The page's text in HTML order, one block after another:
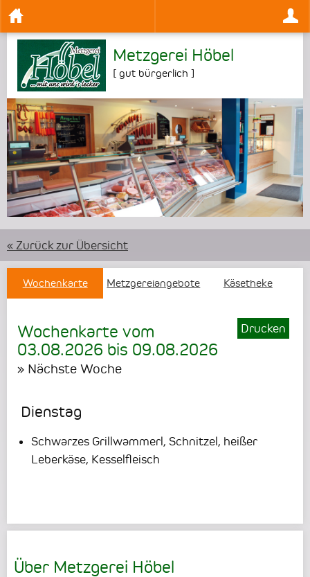
Metzgerei Höbel
[ gut bürgerlich ]
•
« Zurück zur Übersicht
Wochenkarte Metzgereiangebote Käsetheke
Drucken
Wochenkarte vom
03.08.2026 bis 09.08.2026
» Nächste Woche
Dienstag
Schwarzes Grillwammerl, Schnitzel, heißer
Leberkäse, Kesselfleisch
Über Metzgerei Höbel